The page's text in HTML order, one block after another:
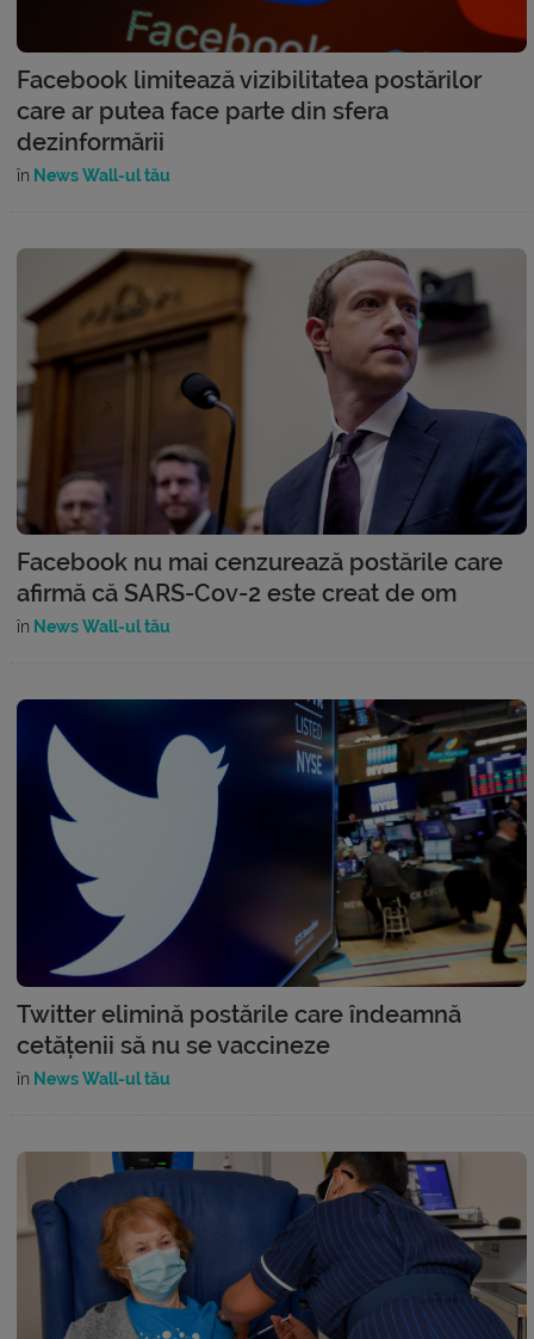
Facebook limitează vizibilitatea postărilor
care ar putea face parte din sfera
dezinformării
în News Wall-ul tău
Facebook nu mai cenzurează postările care
afirmă că SARS-Cov-2 este creat de om
în News Wall-ul tău
Twitter elimină postările care îndeamnă
cetățenii să nu se vaccineze
în News Wall-ul tău